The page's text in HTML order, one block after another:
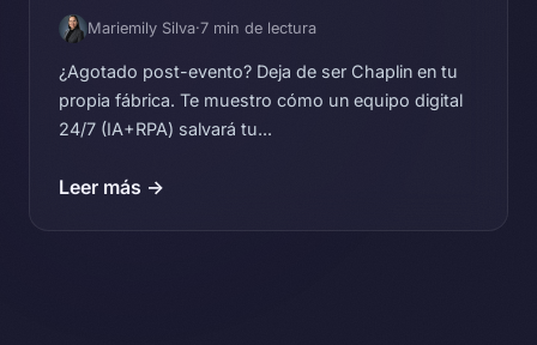
Mariemily Silva·7 min de lectura
¿Agotado post-evento? Deja de ser Chaplin en tu
propia fábrica. Te muestro cómo un equipo digital
24/7 (IA+RPA) salvará tu...
Leer más →